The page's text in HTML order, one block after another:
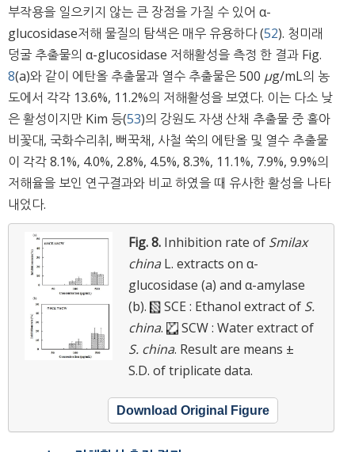
부작용을 일으키지 않는 큰 장점을 가질 수 있어 α-
glucosidase저해 물질의 탐색은 매우 유용하다 (52). 청미래
덩굴 추출물의 α-glucosidase 저해활성을 측정 한 결과 Fig.
8(a)와 같이 에탄올 추출물과 열수 추출물은 500 μg/mL의 농
도에서 각각 13.6%, 11.2%의 저해활성을 보였다. 이는 다소 낮
은 활성이지만 Kim 등(53)의 강원도 자생 산채 추출물 중 홀아
비꽃대, 국화수리취, 뻐꾹채, 사철 쑥의 에탄올 및 열수 추출물
이 각각 8.1%, 4.0%, 2.8%, 4.5%, 8.3%, 11.1%, 7.9%, 9.9%의
저해율을 보인 연구결과와 비교 하였을 때 유사한 활성을 나타
내었다.
Fig. 8. Inhibition rate of Smilax
china L. extracts on α-
glucosidase (a) and α-amylase
(b).
SCE : Ethanol extract of S.
china.
SCW : Water extract of
S. china. Result are means ±
S.D. of triplicate data.
Download Original Figure